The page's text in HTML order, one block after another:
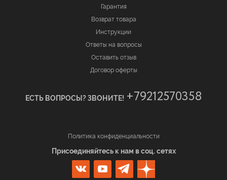
Гарантия
Возврат товара
Инструкции
Ответы на вопросы
Оставить отзыв
Договор оферты
ЕСТЬ ВОПРОСЫ? ЗВОНИТЕ! +79212570358
Политика конфиденциальности
Присоединяйтесь к нам в соц. сетях